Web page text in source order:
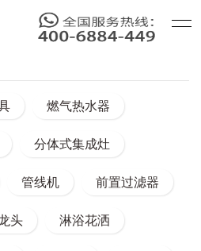
燃气热水器
分体式集成灶
管线机 前置过滤器
头 淋浴花洒